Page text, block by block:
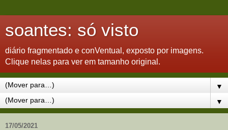
soantes: só visto
diário fragmentado e conVentual, exposto por imagens.
Clique nelas para ver em tamanho original.
▼
▼
17/05/2021